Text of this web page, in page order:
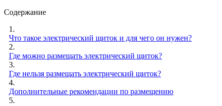
Содержание
1.
Что такое электрический щиток и для чего он нужен?
2.
Где можно размещать электрический щиток?
3.
Где нельзя размещать электрический щиток?
4.
Дополнительные рекомендации по размещению
5.